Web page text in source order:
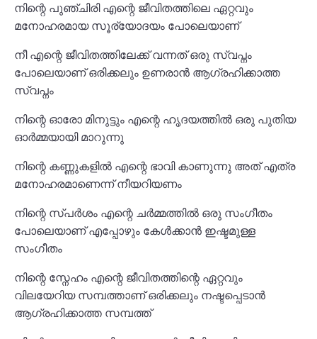
നിന്റെ പുഞ്ചിരി എന്റെ ജീവിതത്തിലെ ഏറ്റവും
മനോഹരമായ സൂര്യോദയം പോലെയാണ്
നീ എന്റെ ജീവിതത്തിലേക്ക് വന്നത് ഒരു സ്വപ്നം
പോലെയാണ് ഒരിക്കലും ഉണരാൻ ആഗ്രഹിക്കാത്ത
സ്വപ്നം
നിന്റെ ഓരോ മിനുട്ടും എന്റെ ഹൃദയത്തിൽ ഒരു പുതിയ
ഓർമ്മയായി മാറുന്നു
നിന്റെ കണ്ണുകളിൽ എന്റെ ഭാവി കാണുന്നു അത് എത്ര
മനോഹരമാണെന്ന് നീയറിയണം
നിന്റെ സ്പർശം എന്റെ ചർമ്മത്തിൽ ഒരു സംഗീതം
പോലെയാണ് എപ്പോഴും കേൾക്കാൻ ഇഷ്ടമുള്ള
സംഗീതം
നിന്റെ സ്നേഹം എന്റെ ജീവിതത്തിന്റെ ഏറ്റവും
വിലയേറിയ സമ്പത്താണ് ഒരിക്കലും നഷ്ടപ്പെടാൻ
ആഗ്രഹിക്കാത്ത സമ്പത്ത്